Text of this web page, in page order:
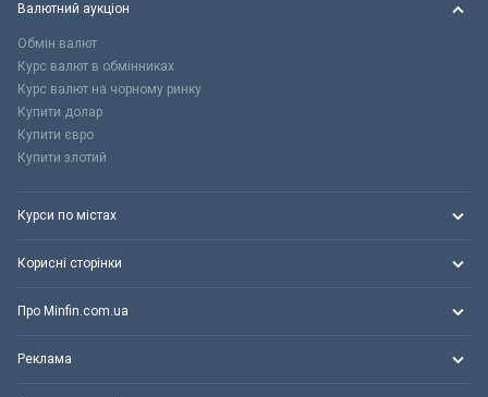
Валютний аукціон
Обмін валют
Курс валют в обмінниках
Курс валют на чорному ринку
Купити долар
Купити євро
Купити злотий
Курси по містах
Корисні сторінки
Про Minfin.com.ua
Реклама